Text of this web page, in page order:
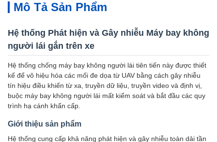
Mô Tả Sản Phẩm
Hệ thống Phát hiện và Gây nhiễu Máy bay không
người lái gắn trên xe
Hệ thống chống máy bay không người lái tiên tiến này được thiết
kế để vô hiệu hóa các mối đe dọa từ UAV bằng cách gây nhiễu
tín hiệu điều khiển từ xa, truyền dữ liệu, truyền video và định vị,
buộc máy bay không người lái mất kiểm soát và bắt đầu các quy
trình hạ cánh khẩn cấp.
Giới thiệu sản phẩm
Hệ thống cung cấp khả năng phát hiện và gây nhiễu toàn dải tần